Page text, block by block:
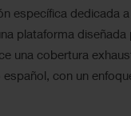
específica dedicada a
plataforma diseñada
una cobertura
con un